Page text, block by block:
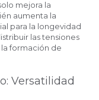
mejora la
aumenta la
para la longevidad
las tensiones
formación de
Versatilidad